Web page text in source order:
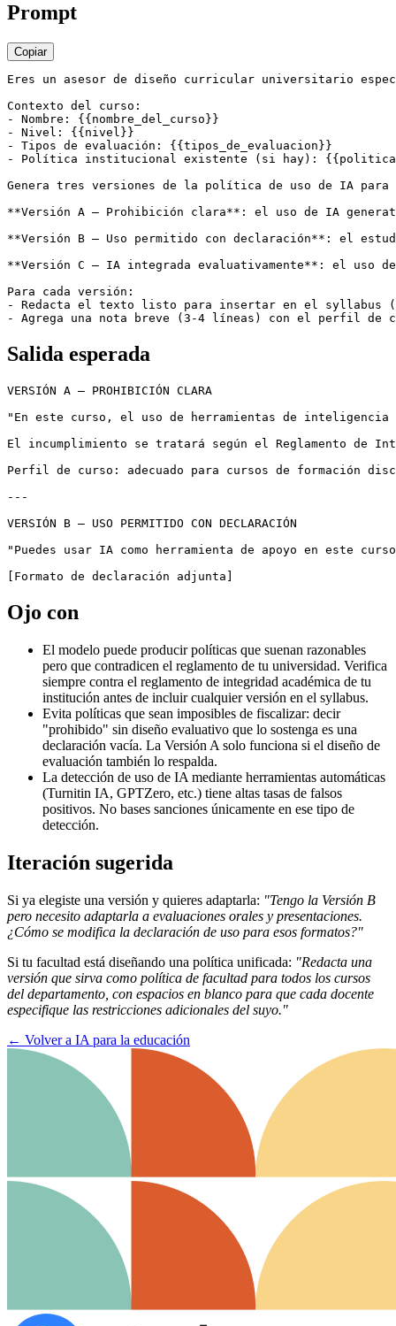
Prompt
Copiar
Eres un asesor de diseño curricular universitario
Contexto del curso:
- Nombre: {{nombre_del_curso}}
- Nivel: {{nivel}}
- Tipos de evaluación: {{tipos_de_evaluacion}}
- Política institucional existente (si hay):
Genera tres versiones de la política de uso de IA
**Versión A — Prohibición clara**: el uso de IA
**Versión B — Uso permitido con declaración**: el
**Versión C — IA integrada evaluativamente**: el uso
Para cada versión:
- Redacta el texto listo para insertar en el syllabus
- Agrega una nota breve (3-4 líneas) con el perfil de
Salida esperada
VERSIÓN A — PROHIBICIÓN CLARA
"En este curso, el uso de herramientas de
El incumplimiento se tratará según el Reglamento de
Perfil de curso: adecuado para cursos de formación
---
VERSIÓN B — USO PERMITIDO CON DECLARACIÓN
"Puedes usar IA como herramienta de apoyo en este
Ojo con
El modelo puede producir políticas que suenan razonables
pero que contradicen el reglamento de tu universidad. Verifica
siempre contra el reglamento de integridad académica de tu
institución antes de incluir cualquier versión en el syllabus.
Evita políticas que sean imposibles de fiscalizar: decir
"prohibido" sin diseño evaluativo que lo sostenga es una
declaración vacía. La Versión A solo funciona si el diseño de
evaluación también lo respalda.
La detección de uso de IA mediante herramientas automáticas
(Turnitin IA, GPTZero, etc.) tiene altas tasas de falsos
positivos. No bases sanciones únicamente en ese tipo de
detección.
Iteración sugerida
Si ya elegiste una versión y quieres adaptarla: "Tengo la Versión B
pero necesito adaptarla a evaluaciones orales y presentaciones.
¿Cómo se modifica la declaración de uso para esos formatos?"
Si tu facultad está diseñando una política unificada: "Redacta una
versión que sirva como política de facultad para todos los cursos
del departamento, con espacios en blanco para que cada docente
especifique las restricciones adicionales del suyo."
← Volver a IA para la educación